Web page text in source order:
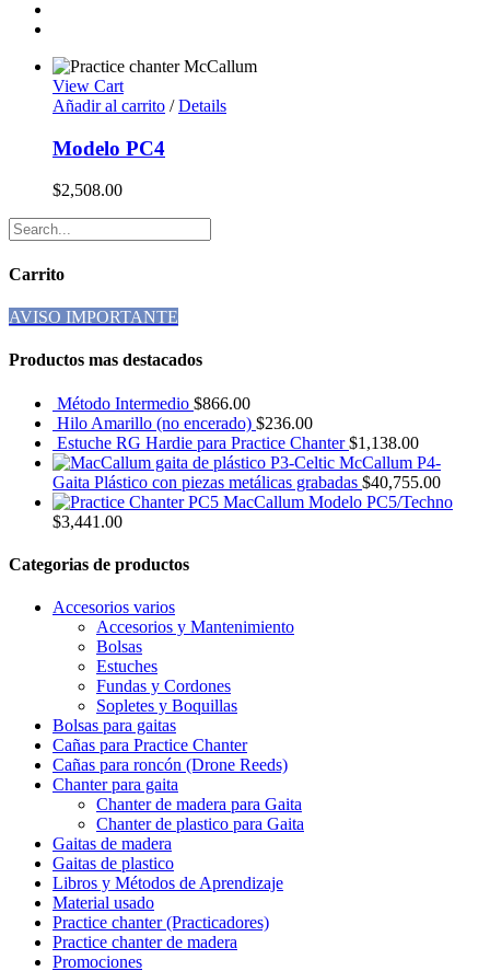
View Cart
Añadir al carrito / Details
Modelo PC4
$2,508.00
Carrito
AVISO IMPORTANTE
Productos mas destacados
Método Intermedio $866.00
Hilo Amarillo (no encerado) $236.00
Estuche RG Hardie para Practice Chanter $1,138.00
McCallum P4-
Gaita Plástico con piezas metálicas grabadas $40,755.00
Modelo PC5/Techno
$3,441.00
Categorias de productos
Accesorios varios
Accesorios y Mantenimiento
Bolsas
Estuches
Fundas y Cordones
Sopletes y Boquillas
Bolsas para gaitas
Cañas para Practice Chanter
Cañas para roncón (Drone Reeds)
Chanter para gaita
Chanter de madera para Gaita
Chanter de plastico para Gaita
Gaitas de madera
Gaitas de plastico
Libros y Métodos de Aprendizaje
Material usado
Practice chanter (Practicadores)
Practice chanter de madera
Promociones